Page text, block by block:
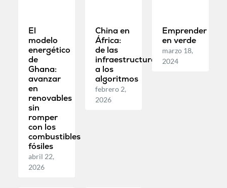
El
modelo
energético
de
Ghana:
avanzar
en
renovables
sin
romper
con los
combustibles
fósiles
abril 22,
2026
China en
África:
de las
infraestructuras
a los
algoritmos
febrero 2,
2026
Emprender
en verde
marzo 18,
2024